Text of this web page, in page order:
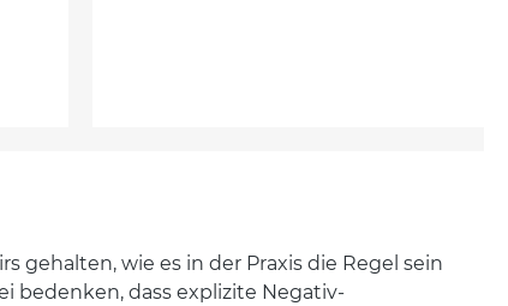
gehalten, wie es in der Praxis die Regel sein
bedenken, dass explizite Negativ-